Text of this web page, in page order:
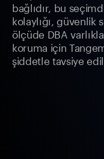
bağlıdır, bu
kolaylığı, güvenlik
ölçüde DBA
koruma için
şiddetle tavsiye